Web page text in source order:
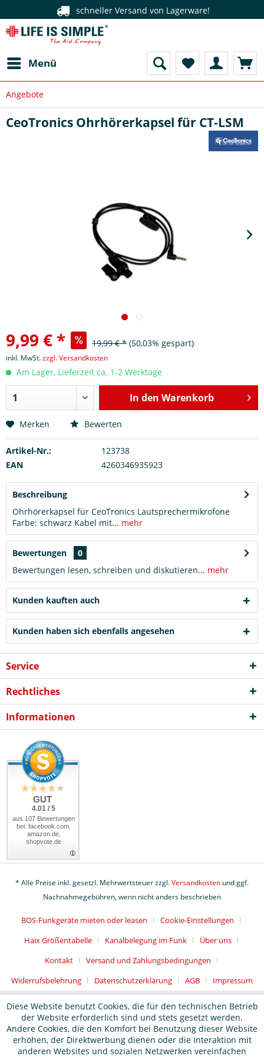
schneller Versand von Lagerware!
Menü
Angebote
CeoTronics Ohrhörerkapsel für CT-LSM
9,99 € * 19,99 € * (50,03% gespart)
inkl. MwSt.zzgl. Versandkosten
Am Lager, Lieferzeit ca. 1-2 Werktage
In den Warenkorb
Merken Bewerten
Artikel-Nr.:
123738
EAN
4260346935923
Beschreibung
Ohrhörerkapsel für CeoTronics Lautsprechermikrofone
Farbe: schwarz Kabel mit... mehr
Bewertungen
0
Bewertungen lesen, schreiben und diskutieren... mehr
Kunden kauften auch
Kunden haben sich ebenfalls angesehen
Service
Rechtliches
Informationen
GUT
4.01 / 5
aus 107 Bewertungen
bei: facebook.com,
amazon.de,
shopvote.de
* Alle Preise inkl. gesetzl. Mehrwertsteuer zzgl.Versandkosten und ggf.
Nachnahmegebühren, wenn nicht anders beschrieben
BOS-Funkgeräte mieten oder leasen
Cookie-Einstellungen
Haix Größentabelle
Kanalbelegung im Funk
Über uns
Kontakt
Versand und Zahlungsbedingungen
Widerrufsbelehrung
Datenschutzerklärung AGB Impressum
Diese Website benutzt Cookies, die für den technischen Betrieb
der Website erforderlich sind und stets gesetzt werden.
Andere Cookies, die den Komfort bei Benutzung dieser Website
erhöhen, der Direktwerbung dienen oder die Interaktion mit
anderen Websites und sozialen Netzwerken vereinfachen